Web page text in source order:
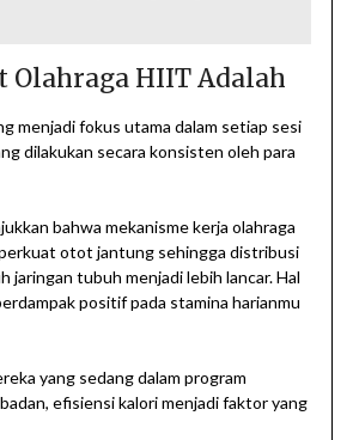
Olahraga HIIT Adalah
menjadi fokus utama dalam setiap sesi
dilakukan secara konsisten oleh para
bahwa mekanisme kerja olahraga
otot jantung sehingga distribusi
jaringan tubuh menjadi lebih lancar. Hal
positif pada stamina harianmu
yang sedang dalam program
efisiensi kalori menjadi faktor yang